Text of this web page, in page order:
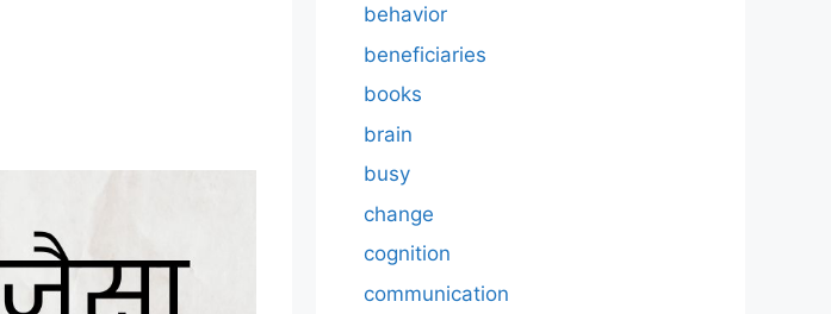
behavior
beneficiaries
books
brain
busy
change
cognition
communication